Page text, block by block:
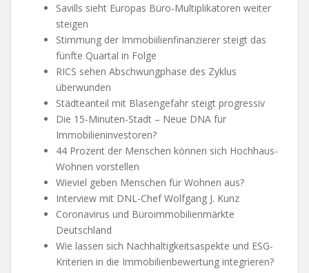
Savills sieht Europas Büro-Multiplikatoren weiter
steigen
Stimmung der Immobiilienfinanzierer steigt das
fünfte Quartal in Folge
RICS sehen Abschwungphase des Zyklus
überwunden
Städteanteil mit Blasengefahr steigt progressiv
Die 15-Minuten-Stadt – Neue DNA für
Immobilieninvestoren?
44 Prozent der Menschen können sich Hochhaus-
Wohnen vorstellen
Wieviel geben Menschen für Wohnen aus?
Interview mit DNL-Chef Wolfgang J. Kunz
Coronavirus und Büroimmobilienmärkte
Deutschland
Wie lassen sich Nachhaltigkeitsaspekte und ESG-
Kriterien in die Immobilienbewertung integrieren?